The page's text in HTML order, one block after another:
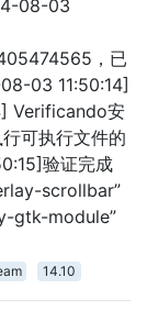
08-03
，已
03 11:50:14]
Verificando安
可执行文件的
验证完成
scrollbar”
gtk-module”
14.10